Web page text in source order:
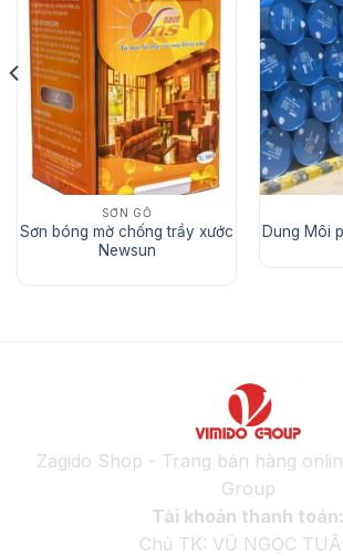
Add
to Wishlist
SƠN GỖ
Sơn bóng mờ chống trầy xước
Newsun
Dung Môi
Zagido Shop - Trang bán hàng
Group
Tài khoản thanh toán:
Chủ TK: VŨ NGỌC